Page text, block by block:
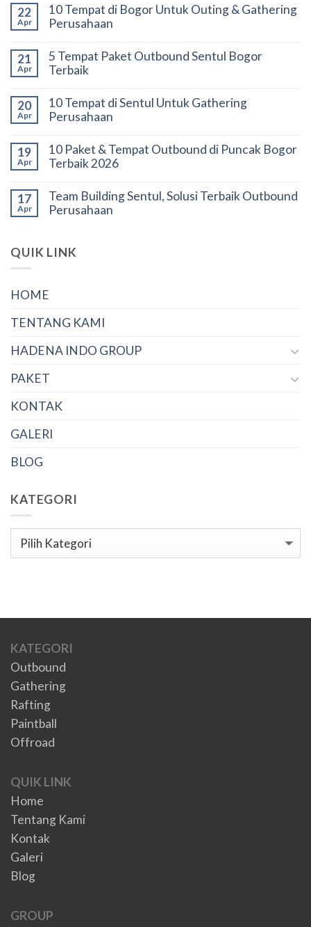
22
Apr
10 Tempat di Bogor Untuk Outing & Gathering
Perusahaan
21
Apr
5 Tempat Paket Outbound Sentul Bogor
Terbaik
20
Apr
10 Tempat di Sentul Untuk Gathering
Perusahaan
19
Apr
10 Paket & Tempat Outbound di Puncak Bogor
Terbaik 2026
17
Apr
Team Building Sentul, Solusi Terbaik Outbound
Perusahaan
QUIK LINK
HOME
TENTANG KAMI
HADENA INDO GROUP
PAKET
KONTAK
GALERI
BLOG
KATEGORI
Kategori
KATEGORI
Outbound
Gathering
Rafting
Paintball
Offroad
QUIK LINK
Home
Tentang Kami
Kontak
Galeri
Blog
GROUP